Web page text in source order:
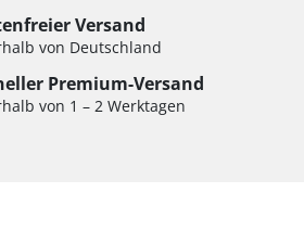
Versand
von Deutschland
Premium-Versand
von 1 – 2 Werktagen